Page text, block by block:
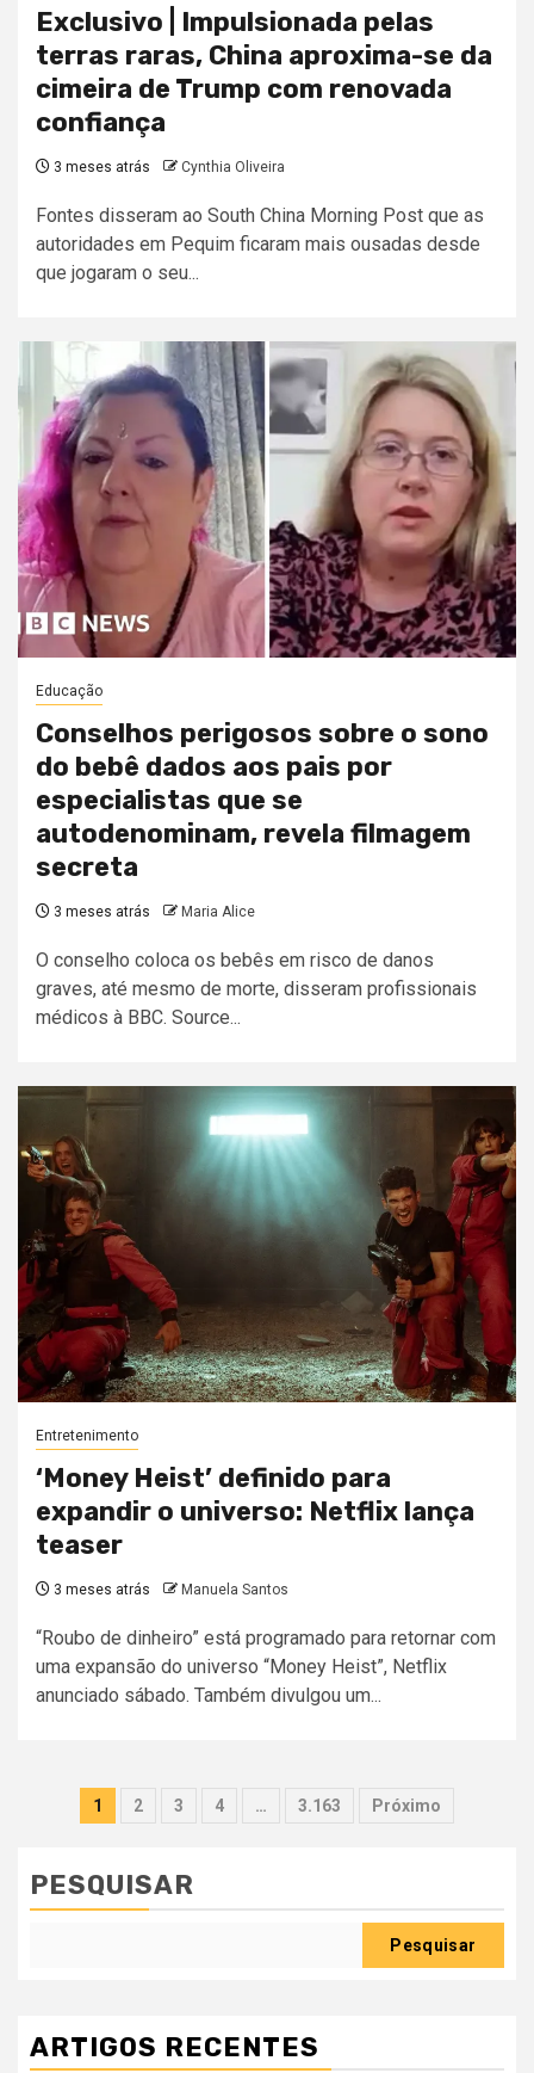
Exclusivo | Impulsionada pelas
terras raras, China aproxima-se da
cimeira de Trump com renovada
confiança
3 meses atrás Cynthia Oliveira
Fontes disseram ao South China Morning Post que as
autoridades em Pequim ficaram mais ousadas desde
que jogaram o seu...
Educação
Conselhos perigosos sobre o sono
do bebê dados aos pais por
especialistas que se
autodenominam, revela filmagem
secreta
3 meses atrás Maria Alice
O conselho coloca os bebês em risco de danos
graves, até mesmo de morte, disseram profissionais
médicos à BBC. Source...
Entretenimento
‘Money Heist’ definido para
expandir o universo: Netflix lança
teaser
3 meses atrás Manuela Santos
“Roubo de dinheiro” está programado para retornar com
uma expansão do universo “Money Heist”, Netflix
anunciado sábado. Também divulgou um...
Paginação
conteúdos
1 2 3 4 … 3.163 Próximo
PESQUISAR
Pesquisar
ARTIGOS RECENTES